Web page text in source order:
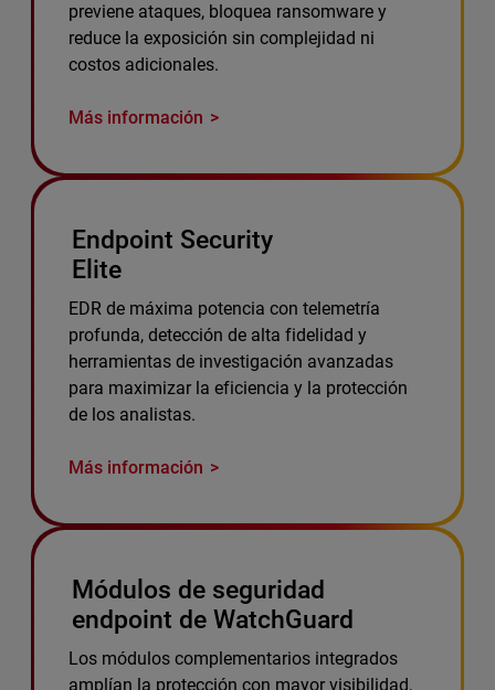
previene ataques, bloquea ransomware y
reduce la exposición sin complejidad ni
costos adicionales.
Más información
Endpoint Security
Elite
EDR de máxima potencia con telemetría
profunda, detección de alta fidelidad y
herramientas de investigación avanzadas
para maximizar la eficiencia y la protección
de los analistas.
Más información
Módulos de seguridad
endpoint de WatchGuard
Los módulos complementarios integrados
amplían la protección con mayor visibilidad,